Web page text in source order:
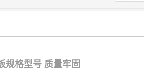
规格型号 质量牢固